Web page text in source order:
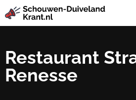
Restaurant
Renesse